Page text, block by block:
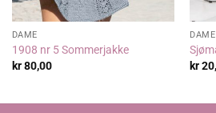
DAME
1908 nr 5 Sommerjakke
kr80,00
DAME
kr